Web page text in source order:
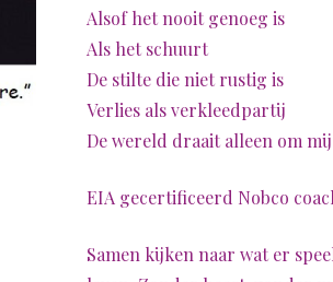
Alsof het nooit genoeg is
Als het schuurt
De stilte die niet rustig is
Verlies als verkleedpartij
De wereld draait alleen om mij
EIA gecertificeerd Nobco
Samen kijken naar wat er